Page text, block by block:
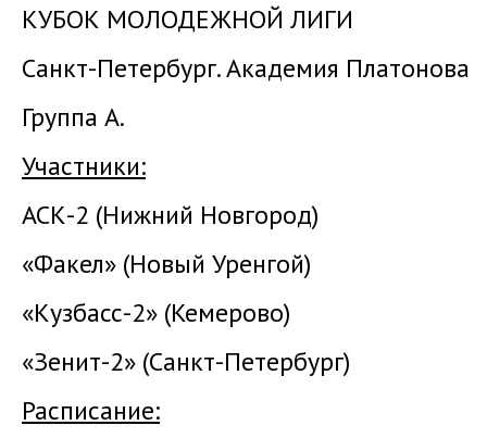
КУБОК МОЛОДЕЖНОЙ ЛИГИ
Санкт-Петербург. Академия Платонова
Группа А.
Участники:
АСК-2 (Нижний Новгород)
«Факел» (Новый Уренгой)
«Кузбасс-2» (Кемерово)
«Зенит-2» (Санкт-Петербург)
Расписание: